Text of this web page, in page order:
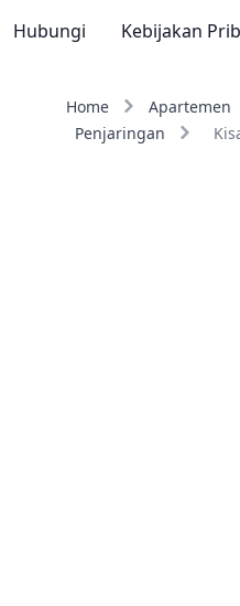
Hubungi Kebijakan
Home Apartemen
Penjaringan